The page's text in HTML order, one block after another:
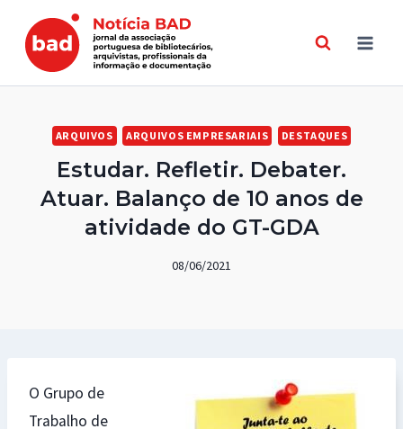
content
ARQUIVOS ARQUIVOS EMPRESARIAIS DESTAQUES
Estudar. Refletir. Debater.
Atuar. Balanço de 10 anos de
atividade do GT-GDA
08/06/2021
O Grupo de
Trabalho de